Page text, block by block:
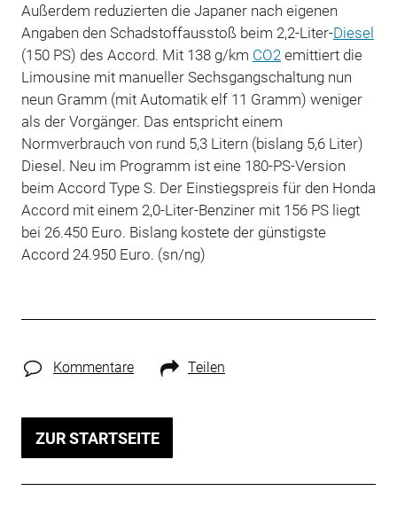
Außerdem reduzierten die Japaner nach eigenen
Angaben den Schadstoffausstoß beim 2,2-Liter-Diesel
(150 PS) des Accord. Mit 138 g/km CO2 emittiert die
Limousine mit manueller Sechsgangschaltung nun
neun Gramm (mit Automatik elf 11 Gramm) weniger
als der Vorgänger. Das entspricht einem
Normverbrauch von rund 5,3 Litern (bislang 5,6 Liter)
Diesel. Neu im Programm ist eine 180-PS-Version
beim Accord Type S. Der Einstiegspreis für den Honda
Accord mit einem 2,0-Liter-Benziner mit 156 PS liegt
bei 26.450 Euro. Bislang kostete der günstigste
Accord 24.950 Euro. (sn/ng)
Kommentare Teilen
ZUR STARTSEITE